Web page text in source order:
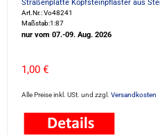
Straßenplatte Kopfsteinpflaster aus
Art.Nr.: Vo48241
Maßstab:1:87
nur vom 07.-09. Aug. 2026
1,00 €
Alle Preise inkl. USt. und zzgl. Versandkosten